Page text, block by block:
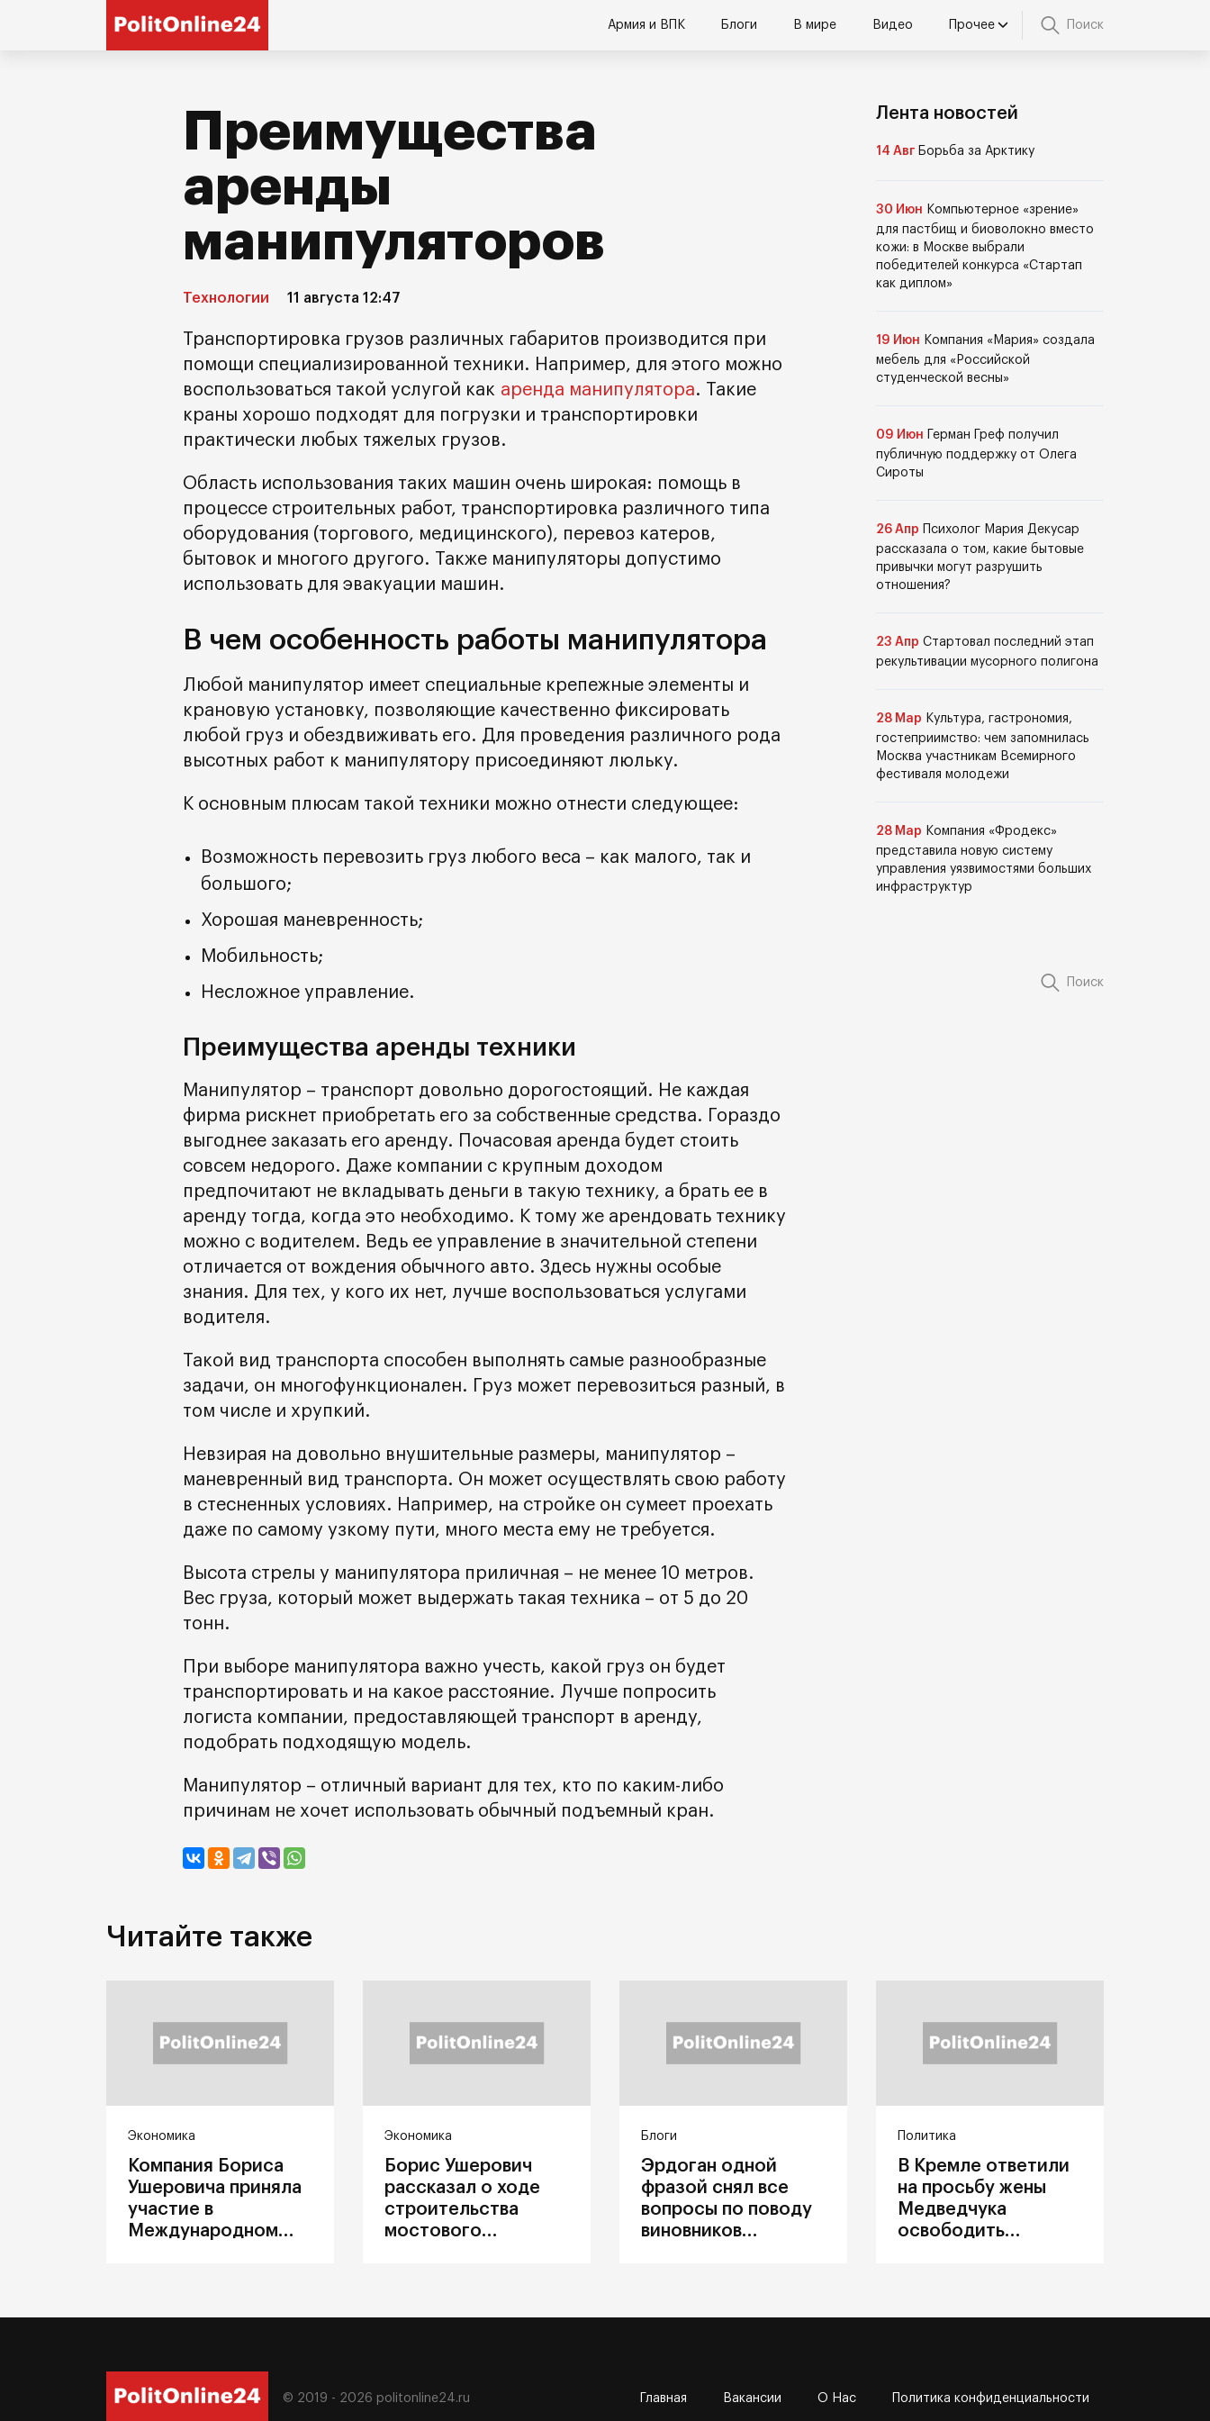
Армия и ВПК Блоги В мире Видео Прочее Поиск
Преимущества
аренды
манипуляторов
Технологии 11 августа 12:47
Транспортировка грузов различных габаритов производится при
помощи специализированной техники. Например, для этого можно
воспользоваться такой услугой как аренда манипулятора. Такие
краны хорошо подходят для погрузки и транспортировки
практически любых тяжелых грузов.
Область использования таких машин очень широкая: помощь в
процессе строительных работ, транспортировка различного типа
оборудования (торгового, медицинского), перевоз катеров,
бытовок и многого другого. Также манипуляторы допустимо
использовать для эвакуации машин.
В чем особенность работы манипулятора
Любой манипулятор имеет специальные крепежные элементы и
крановую установку, позволяющие качественно фиксировать
любой груз и обездвиживать его. Для проведения различного рода
высотных работ к манипулятору присоединяют люльку.
К основным плюсам такой техники можно отнести следующее:
Возможность перевозить груз любого веса – как малого, так и
большого;
Хорошая маневренность;
Мобильность;
Несложное управление.
Преимущества аренды техники
Манипулятор – транспорт довольно дорогостоящий. Не каждая
фирма рискнет приобретать его за собственные средства. Гораздо
выгоднее заказать его аренду. Почасовая аренда будет стоить
совсем недорого. Даже компании с крупным доходом
предпочитают не вкладывать деньги в такую технику, а брать ее в
аренду тогда, когда это необходимо. К тому же арендовать технику
можно с водителем. Ведь ее управление в значительной степени
отличается от вождения обычного авто. Здесь нужны особые
знания. Для тех, у кого их нет, лучше воспользоваться услугами
водителя.
Такой вид транспорта способен выполнять самые разнообразные
задачи, он многофункционален. Груз может перевозиться разный, в
том числе и хрупкий.
Невзирая на довольно внушительные размеры, манипулятор –
маневренный вид транспорта. Он может осуществлять свою работу
в стесненных условиях. Например, на стройке он сумеет проехать
даже по самому узкому пути, много места ему не требуется.
Высота стрелы у манипулятора приличная – не менее 10 метров.
Вес груза, который может выдержать такая техника – от 5 до 20
тонн.
При выборе манипулятора важно учесть, какой груз он будет
транспортировать и на какое расстояние. Лучше попросить
логиста компании, предоставляющей транспорт в аренду,
подобрать подходящую модель.
Манипулятор – отличный вариант для тех, кто по каким-либо
причинам не хочет использовать обычный подъемный кран.
Лента новостей
14 Авг Борьба за Арктику
30 Июн Компьютерное «зрение»
для пастбищ и биоволокно вместо
кожи: в Москве выбрали
победителей конкурса «Стартап
как диплом»
19 Июн Компания «Мария» создала
мебель для «Российской
студенческой весны»
09 Июн
Герман Греф получил
публичную поддержку от Олега
Сироты
26 Апр
Психолог Мария Декусар
рассказала о том, какие бытовые
привычки могут разрушить
отношения?
23 Апр Стартовал последний этап
рекультивации мусорного полигона
28 Мар Культура, гастрономия,
гостеприимство: чем запомнилась
Москва участникам Всемирного
фестиваля молодежи
28 Мар Компания «Фродекс»
представила новую систему
управления уязвимостями больших
инфраструктур
Поиск
Читайте также
Экономика
Компания Бориса
Ушеровича приняла
участие в
Международном
Экономика
Борис Ушерович
рассказал о ходе
строительства
мостового
Блоги
Эрдоган одной
фразой снял все
вопросы по поводу
виновников
Политика
В Кремле ответили
на просьбу жены
Медведчука
освободить
© 2019 - 2026 politonline24.ru Главная Вакансии О Нас Политика конфиденциальности